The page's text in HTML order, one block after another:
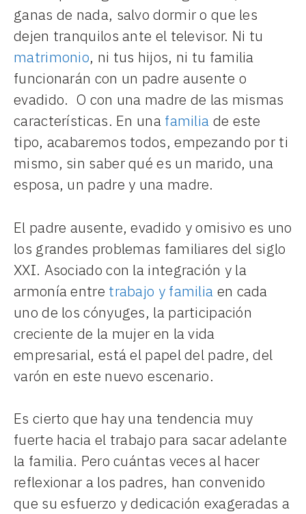
ganas de nada, salvo dormir o que les
dejen tranquilos ante el televisor. Ni tu
matrimonio, ni tus hijos, ni tu familia
funcionarán con un padre ausente o
evadido. O con una madre de las mismas
características. En una familia de este
tipo, acabaremos todos, empezando por ti
mismo, sin saber qué es un marido, una
esposa, un padre y una madre.
El padre ausente, evadido y omisivo es uno
los grandes problemas familiares del siglo
XXI. Asociado con la integración y la
armonía entre trabajo y familia en cada
uno de los cónyuges, la participación
creciente de la mujer en la vida
empresarial, está el papel del padre, del
varón en este nuevo escenario.
Es cierto que hay una tendencia muy
fuerte hacia el trabajo para sacar adelante
la familia. Pero cuántas veces al hacer
reflexionar a los padres, han convenido
que su esfuerzo y dedicación exageradas a